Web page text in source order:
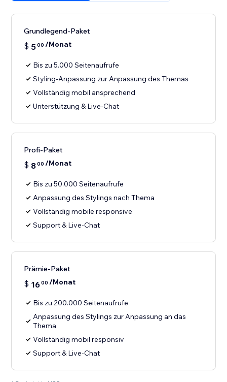
Grundlegend-Paket
$ 500 /Monat
Bis zu 5.000 Seitenaufrufe
Styling-Anpassung zur Anpassung des Themas
Vollständig mobil ansprechend
Unterstützung & Live-Chat
Profi-Paket
$ 800 /Monat
Bis zu 50.000 Seitenaufrufe
Anpassung des Stylings nach Thema
Vollständig mobile responsive
Support & Live-Chat
Prämie-Paket
$ 1600 /Monat
Bis zu 200.000 Seitenaufrufe
Anpassung des Stylings zur Anpassung an das
Thema
Vollständig mobil responsiv
Support & Live-Chat